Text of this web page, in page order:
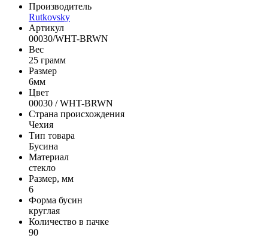
Производитель
Rutkovsky
Артикул
00030/WHT-BRWN
Вес
25 грамм
Размер
6мм
Цвет
00030 / WHT-BRWN
Страна происхождения
Чехия
Тип товара
Бусина
Материал
стекло
Размер, мм
6
Форма бусин
круглая
Количество в пачке
90